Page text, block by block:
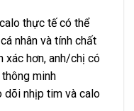
thực tế có thể
nhân và tính chất
xác hơn, anh/chị có
minh
dõi nhịp tim và calo